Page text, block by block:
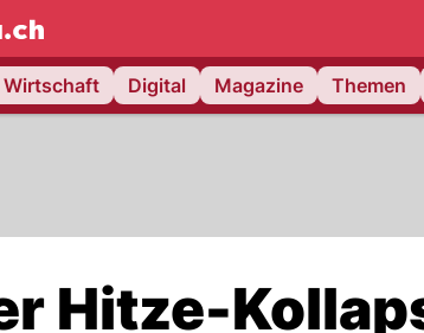
NAU.ch
Wirtschaft Digital Magazine Themen
Hitze-